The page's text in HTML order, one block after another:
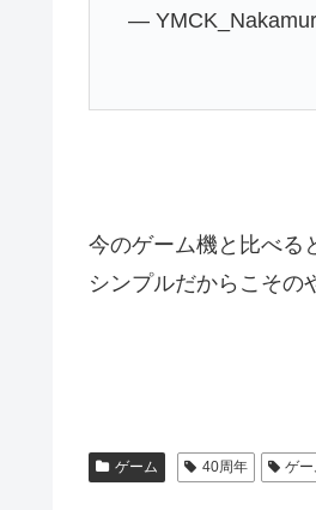
—
今のゲーム機と比べる
シンプルだからこその
ゲーム 40周年 ゲ